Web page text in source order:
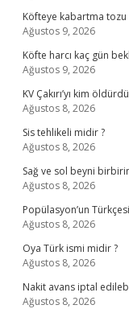
Köfteye kabartma tozu
Ağustos 9, 2026
Köfte harcı kaç gün
Ağustos 9, 2026
KV Çakırı’yı kim
Ağustos 8, 2026
Sis tehlikeli midir ?
Ağustos 8, 2026
Sağ ve sol beyni
Ağustos 8, 2026
Popülasyon’un
Ağustos 8, 2026
Oya Türk ismi midir ?
Ağustos 8, 2026
Nakit avans iptal
Ağustos 8, 2026